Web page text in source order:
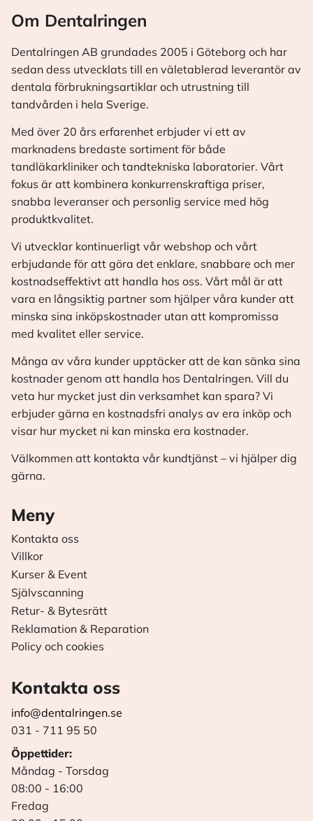
Om Dentalringen
Dentalringen AB grundades 2005 i Göteborg och har
sedan dess utvecklats till en väletablerad leverantör av
dentala förbrukningsartiklar och utrustning till
tandvården i hela Sverige.
Med över 20 års erfarenhet erbjuder vi ett av
marknadens bredaste sortiment för både
tandläkarkliniker och tandtekniska laboratorier. Vårt
fokus är att kombinera konkurrenskraftiga priser,
snabba leveranser och personlig service med hög
produktkvalitet.
Vi utvecklar kontinuerligt vår webshop och vårt
erbjudande för att göra det enklare, snabbare och mer
kostnadseffektivt att handla hos oss. Vårt mål är att
vara en långsiktig partner som hjälper våra kunder att
minska sina inköpskostnader utan att kompromissa
med kvalitet eller service.
Många av våra kunder upptäcker att de kan sänka sina
kostnader genom att handla hos Dentalringen. Vill du
veta hur mycket just din verksamhet kan spara? Vi
erbjuder gärna en kostnadsfri analys av era inköp och
visar hur mycket ni kan minska era kostnader.
Välkommen att kontakta vår kundtjänst – vi hjälper dig
gärna.
Meny
Kontakta oss
Villkor
Kurser & Event
Självscanning
Retur- & Bytesrätt
Reklamation & Reparation
Policy och cookies
Kontakta oss
info@dentalringen.se
031 - 711 95 50
Öppettider:
Måndag - Torsdag
08:00 - 16:00
Fredag